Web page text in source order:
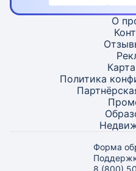
О
Карта
Политика
Форма
8 (800)